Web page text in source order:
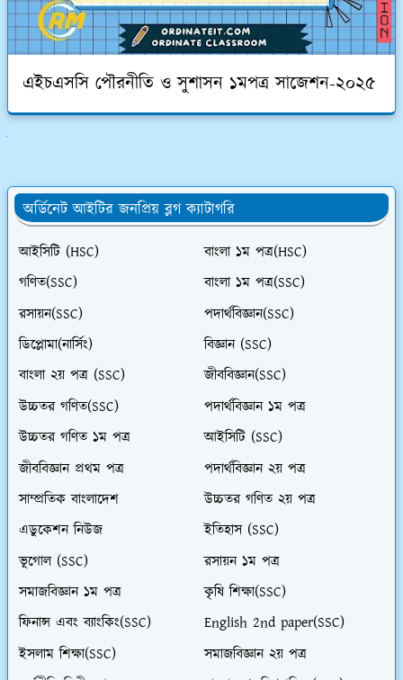
এইচএসসি পৌরনীতি ও সুশাসন ১মপত্র সাজেশন-২০২৫
অর্ডিনেট আইটির জনপ্রিয় ব্লগ ক্যাটাগরি
আইসিটি (HSC)
বাংলা ১ম পত্র(HSC)
গণিত(SSC)
বাংলা ১ম পত্র(SSC)
রসায়ন(SSC)
পদার্থবিজ্ঞান(SSC)
ডিপ্লোমা(নার্সিং)
বিজ্ঞান (SSC)
বাংলা ২য় পত্র (SSC)
জীববিজ্ঞান(SSC)
উচ্চতর গণিত(SSC)
পদার্থবিজ্ঞান ১ম পত্র
উচ্চতর গণিত ১ম পত্র
আইসিটি (SSC)
জীববিজ্ঞান প্রথম পত্র
পদার্থবিজ্ঞান ২য় পত্র
সাম্প্রতিক বাংলাদেশ
উচ্চতর গণিত ২য় পত্র
এডুকেশন নিউজ
ইতিহাস (SSC)
ভূগোল (SSC)
রসায়ন ১ম পত্র
সমাজবিজ্ঞান ১ম পত্র
কৃষি শিক্ষা(SSC)
ফিনান্স এবং ব্যাংকিং(SSC)
English 2nd paper(SSC)
ইসলাম শিক্ষা(SSC)
সমাজবিজ্ঞান ২য় পত্র